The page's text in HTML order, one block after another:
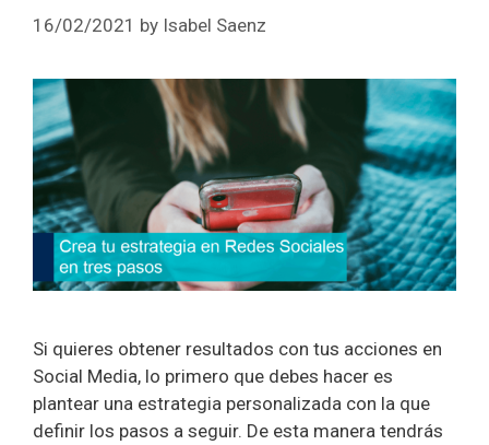
16/02/2021 by Isabel Saenz
Si quieres obtener resultados con tus acciones en
Social Media, lo primero que debes hacer es
plantear una estrategia personalizada con la que
definir los pasos a seguir. De esta manera tendrás